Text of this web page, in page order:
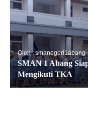
Oleh : smanegeri1abang
SMAN 1 Abang
Mengikuti TKA